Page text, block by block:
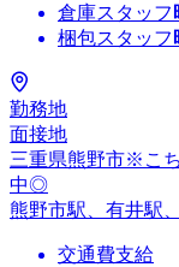
倉庫スタッフ
梱包スタッフ
勤務地
面接地
三重県熊野市※こ
中◎
熊野市駅、有井駅
交通費支給